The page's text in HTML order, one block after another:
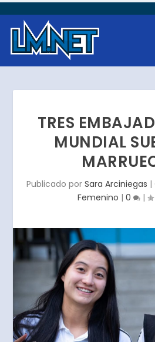
TRES
MUNDIAL
Publicado por Sara Arciniegas |
Femenino | 0 |